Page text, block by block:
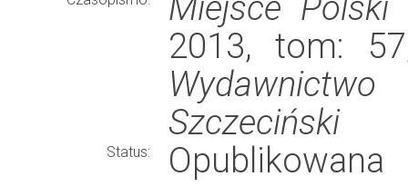
2013, tom:
Szczeciński
Status:
Opublikowana